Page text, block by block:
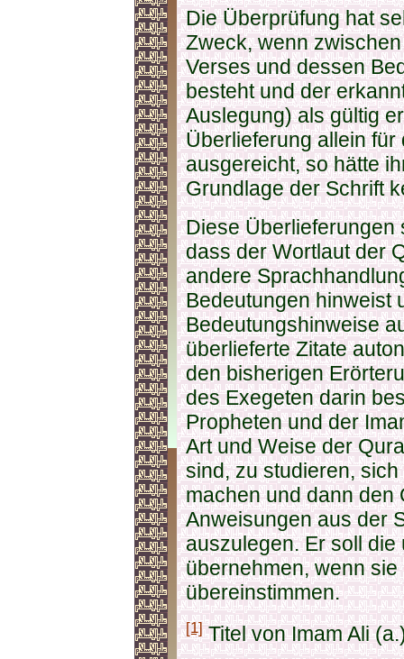
Die Überprüfung hat
Zweck, wenn
Verses und dessen
besteht und der
Auslegung) als gültig
Überlieferung allein
ausgereicht, so hätte
Grundlage der Schrift
Diese Überlieferungen
dass der Wortlaut der
andere
Bedeutungen hinweist
Bedeutungshinweise
überlieferte Zitate
den bisherigen
des Exegeten darin
Propheten und der
Art und Weise der
sind, zu studieren,
machen und dann den
Anweisungen aus der
auszulegen. Er soll
übernehmen, wenn
übereinstimmen.
[1]Titel von Imam Ali